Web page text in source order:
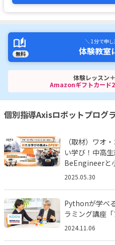
無料
＼ 1分で申
体験教室
体験レッスン
Amazonギフトカード
個別指導Axisロボットプログ
（取材）ワオ
い学び！中高
BeEngineerと
とは!?
2025.05.30
Pythonが学べ
ラミング講座
2024.11.06